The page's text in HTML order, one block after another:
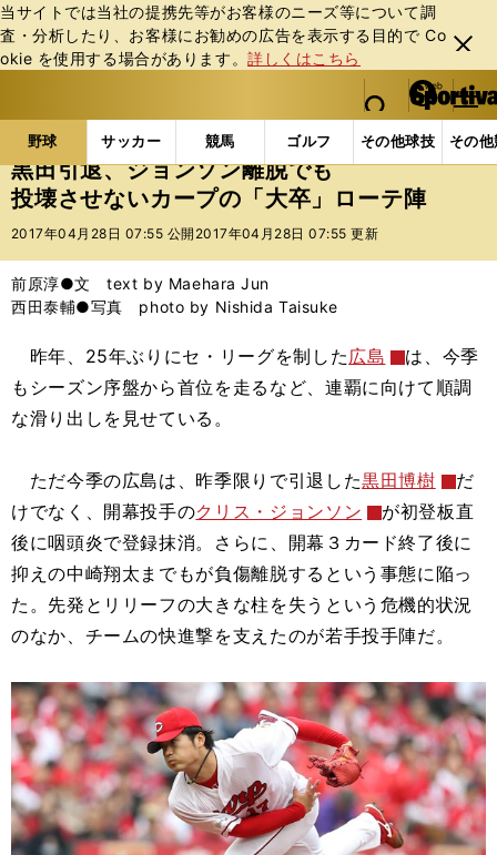
当サイトでは当社の提携先等がお客様のニーズ等について調
査・分析したり、お客様にお勧めの広告を表⽰する⽬的で Co
okie を使⽤する場合があります。詳しくはこちら
閉じ
る
web Sportiva (webスポルティーバ)
検索
マイペ
ー
ジ
メニュ
野球 サッカー 競馬 ゴルフ その他球技 その
b
ス
ポ
ル
バ
野球の記事一覧 プロ野球 黒田引退、ジョンソン離
黒田引退、ジョンソン離脱でも
投壊させないカープの「大卒」ローテ陣
2017年04月28日 07:55 公開 2017年04月28日 07:55 更新
前原淳●文 text by Maehara Jun
西田泰輔●写真 photo by Nishida Taisuke
昨年、25年ぶりにセ・リーグを制した広島
は、今季
もシーズン序盤から首位を走るなど、連覇に向けて順調
な滑り出しを見せている。
ただ今季の広島は、昨季限りで引退した黒田博樹
だ
けでなく、開幕投手のクリス・ジョンソン
が初登板直
後に咽頭炎で登録抹消。さらに、開幕３カード終了後に
抑えの中崎翔太までもが負傷離脱するという事態に陥っ
た。先発とリリーフの大きな柱を失うという危機的状況
のなか、チームの快進撃を支えたのが若手投手陣だ。